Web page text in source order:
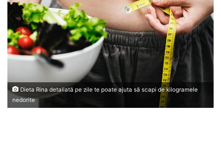
Dieta Rina detaliată pe zile te poate ajuta să scapi de kilogramele
nedorite